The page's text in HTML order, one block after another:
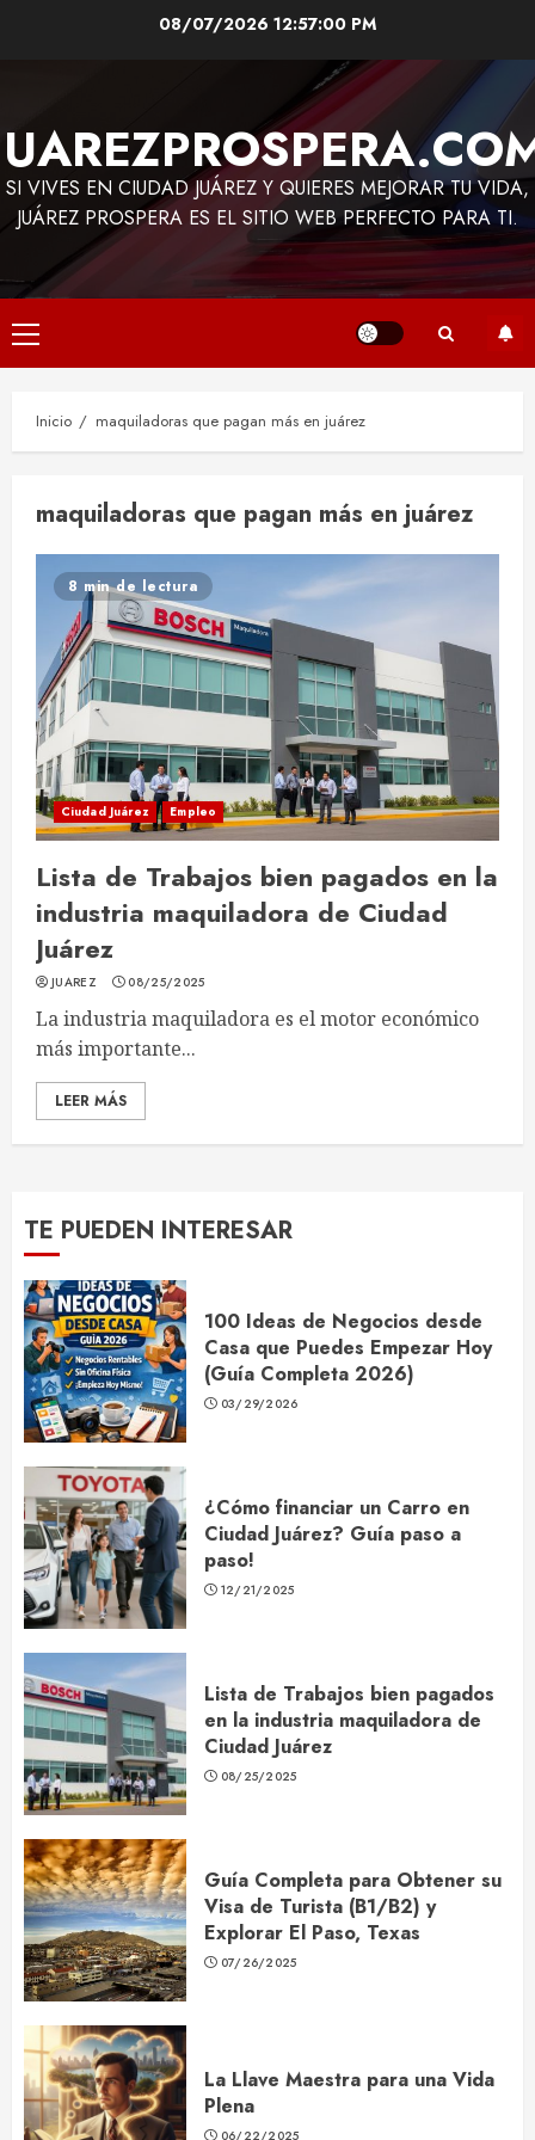
08/07/202612:57:01 PM
SI VIVES EN CIUDAD JUÁREZ Y QUIERES MEJORAR TU VIDA,
JUÁREZ PROSPERA ES EL SITIO WEB PERFECTO PARA TI.
Menú
principal
Inicio maquiladoras que pagan más en juárez
maquiladoras que pagan más en juárez
8 min de lectura
Ciudad Juárez Empleo
Lista de Trabajos bien pagados en la
industria maquiladora de Ciudad
Juárez
JUAREZ 08/25/2025
La industria maquiladora es el motor económico
más importante...
LEER MÁS
TE PUEDEN INTERESAR
100 Ideas de Negocios desde
Casa que Puedes Empezar Hoy
(Guía Completa 2026)
03/29/2026
¿Cómo financiar un Carro en
Ciudad Juárez? Guía paso a
paso!
12/21/2025
Lista de Trabajos bien pagados
en la industria maquiladora de
Ciudad Juárez
08/25/2025
Guía Completa para Obtener su
Visa de Turista (B1/B2) y
Explorar El Paso, Texas
07/26/2025
La Llave Maestra para una Vida
Plena
06/22/2025